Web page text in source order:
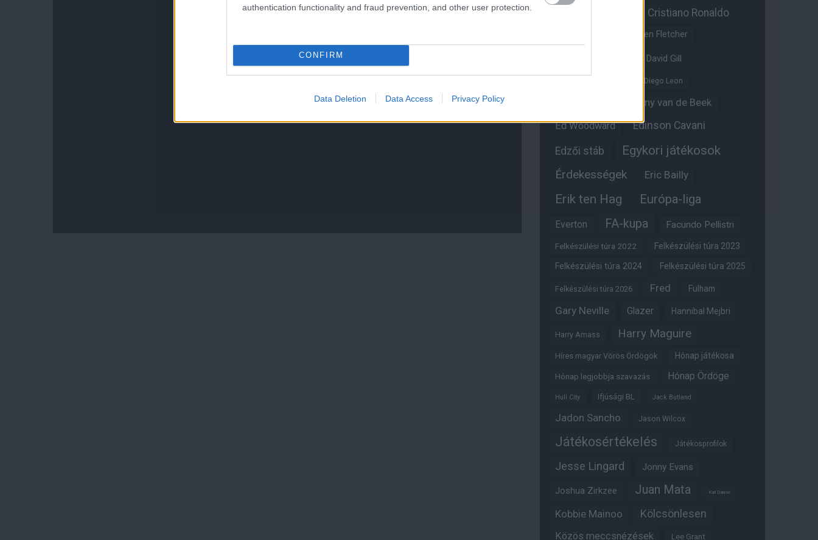
authentication functionality and fraud prevention, and other user protection.
CONFIRM
Data Deletion Data Access Privacy Policy
Cristiano Ronaldo
Darren Fletcher
David Gill
Diego Leon
Donny van de Beek
Ed Woodward
Edinson Cavani
Edzői stáb Egykori játékosok
Érdekességek Eric Bailly
Erik ten Hag Európa-liga
Everton FA-kupa Facundo Pellistri
Felkészülési túra 2022 Felkészülési túra 2023
Felkészülési túra 2024 Felkészülési túra 2025
Felkészülési túra 2026 Fred Fulham
Gary Neville Glazer Hannibal Mejbri
Harry Amass Harry Maguire
Híres magyar Vörös Ördögök Hónap játékosa
Hónap legjobbja szavazás Hónap Ördöge
Hull City Ifjúsági BL Jack Butland
Jadon Sancho Jason Wilcox
Játékosértékelés Játékosprofilok
Jesse Lingard Jonny Evans
Joshua Zirkzee Juan Mata Karl Darlow
Kobbie Mainoo Kölcsönlesen
Közös meccsnézések Lee Grant